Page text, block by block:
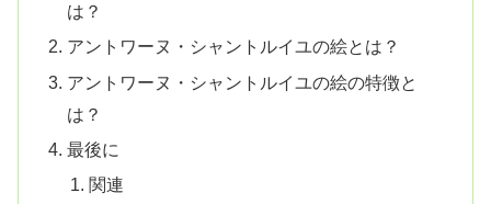
は？
アントワーヌ・シャントルイユの絵とは？
アントワーヌ・シャントルイユの絵の特徴と
は？
最後に
関連